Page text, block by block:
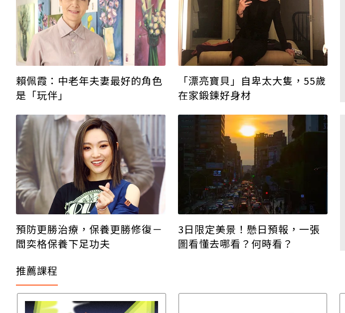
賴佩霞：中老年夫妻最好的角色
是「玩伴」
「漂亮寶貝」自卑太大隻，55歲
在家鍛鍊好身材
預防更勝治療，保養更勝修復－
閻奕格保養下足功夫
3日限定美景！懸日預報，一張
圖看懂去哪看？何時看？
推薦課程